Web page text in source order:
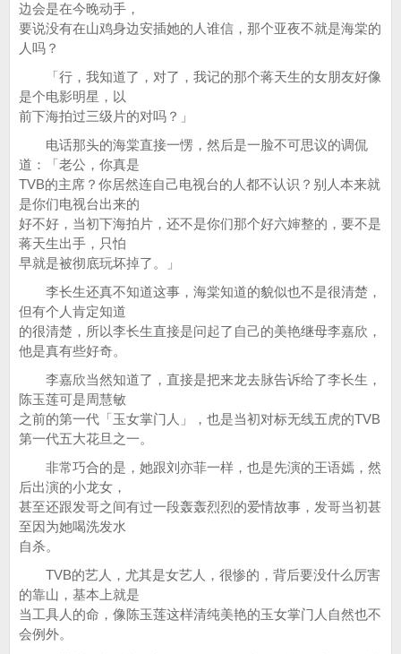
边会是在今晚动手，
要说没有在山鸡身边安插她的人谁信，那个亚夜不就是海棠的
人吗？
「行，我知道了，对了，我记的那个蒋天生的女朋友好像
是个电影明星，以
前下海拍过三级片的对吗？」
电话那头的海棠直接一愣，然后是一脸不可思议的调侃
道：「老公，你真是
TVB的主席？你居然连自己电视台的人都不认识？别人本来就
是你们电视台出来的
好不好，当初下海拍片，还不是你们那个好六婶整的，要不是
蒋天生出手，只怕
早就是被彻底玩坏掉了。」
李长生还真不知道这事，海棠知道的貌似也不是很清楚，
但有个人肯定知道
的很清楚，所以李长生直接是问起了自己的美艳继母李嘉欣，
他是真有些好奇。
李嘉欣当然知道了，直接是把来龙去脉告诉给了李长生，
陈玉莲可是周慧敏
之前的第一代「玉女掌门人」，也是当初对标无线五虎的TVB
第一代五大花旦之一。
非常巧合的是，她跟刘亦菲一样，也是先演的王语嫣，然
后出演的小龙女，
甚至还跟发哥之间有过一段轰轰烈烈的爱情故事，发哥当初甚
至因为她喝洗发水
自杀。
TVB的艺人，尤其是女艺人，很惨的，背后要没什么厉害
的靠山，基本上就是
当工具人的命，像陈玉莲这样清纯美艳的玉女掌门人自然也不
会例外。